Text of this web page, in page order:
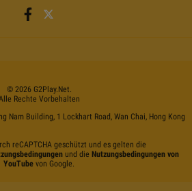
© 2026 G2Play.net.
Rechte Vorbehalten
Nam Building, 1 Lockhart Road, Wan Chai, Hong Kong
reCAPTCHA geschützt und es gelten die
und die Nutzungsbedingungen von
YouTube von Google.